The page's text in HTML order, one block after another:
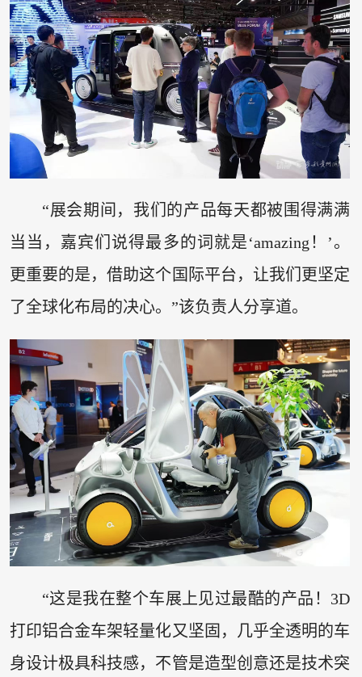
“展会期间，我们的产品每天都被围得满满
当当，嘉宾们说得最多的词就是‘amazing！’。
更重要的是，借助这个国际平台，让我们更坚定
了全球化布局的决心。”该负责人分享道。
“这是我在整个车展上见过最酷的产品！3D
打印铝合金车架轻量化又坚固，几乎全透明的车
身设计极具科技感，不管是造型创意还是技术突